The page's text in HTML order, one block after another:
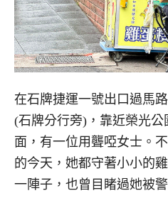
在石牌捷運一號出口過馬
(石牌分行旁)，靠近榮光
面，有一位用聾啞女士。
的今天，她都守著小小的
一陣子，也曾目睹過她被